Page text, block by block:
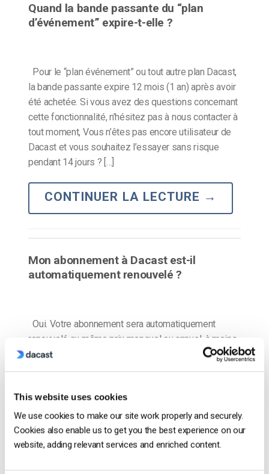
This website uses cookies
We use cookies to make our site work properly and securely.
Cookies also enable us to get you the best experience on our
website, adding relevant services and enriched content.
Quand la bande passante du “plan
d’événement” expire-t-elle ?
Pour le “plan événement” ou tout autre plan Dacast,
la bande passante expire 12 mois (1 an) après avoir
été achetée. Si vous avez des questions concernant
cette fonctionnalité, n’hésitez pas à nous contacter à
tout moment, Vous n’êtes pas encore utilisateur de
Dacast et vous souhaitez l’essayer sans risque
pendant 14 jours ? […]
CONTINUER LA LECTURE →
Mon abonnement à Dacast est-il
automatiquement renouvelé ?
Oui. Votre abonnement sera automatiquement
renouvelé au même prix mensuel ou annuel, à moins
que vous ne l’annuliez avant la fin de la période de
facturation. Si vous avez acheté un plan mensuel et
commenceront à la fin de la période prépayée de 3
mois. Si vous […]
CONTINUER LA LECTURE→